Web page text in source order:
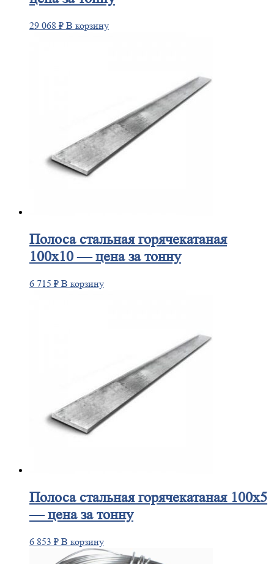
29 068 ₽ В корзину
Полосастальная горячекатаная
100х10 — цена за тонну
6 715 ₽ В корзину
Полосастальная горячекатаная 100х5
— цена за тонну
6 853 ₽ В корзину